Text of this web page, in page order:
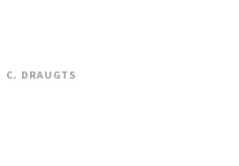
C. DRAUGTS